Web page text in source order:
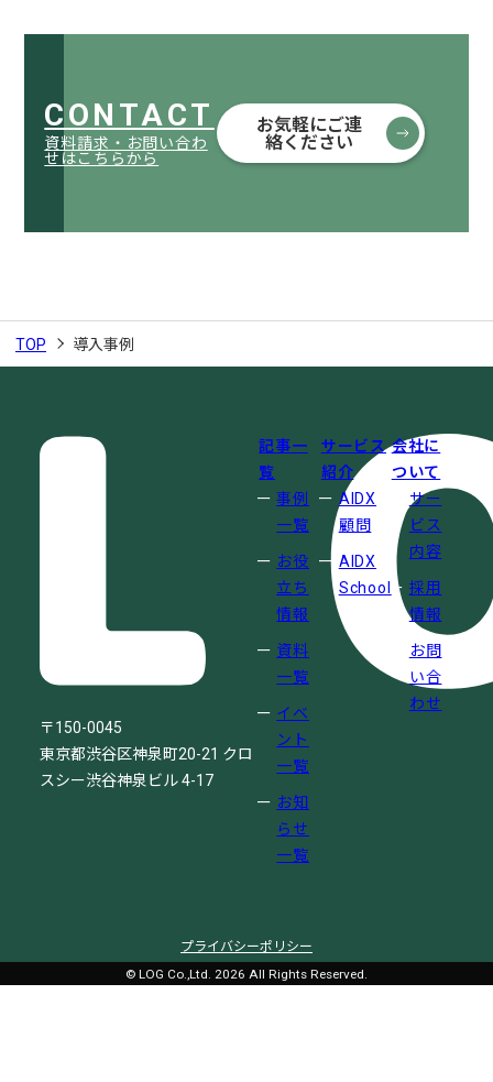
CONTACT
資料請求・お問い合わ
せはこちらから
お気軽にご連
絡ください
TOP 導入事例
〒150-0045
東京都渋谷区神泉町20-21 クロ
スシー渋谷神泉ビル 4-17
記事一
覧
事例
一覧
お役
立ち
情報
資料
一覧
イベ
ント
一覧
お知
らせ
一覧
サービス
紹介
AIDX
顧問
AIDX
School
会社に
ついて
サー
ビス
内容
採用
情報
お問
い合
わせ
プライバシーポリシー
© LOG Co.,Ltd. 2026 All Rights Reserved.